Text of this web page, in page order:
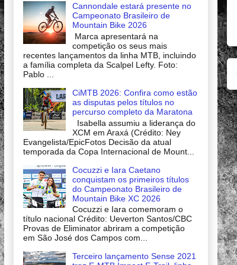
Cannondale estará presente no
Campeonato Brasileiro de
Mountain Bike 2026
Marca apresentará na
competição os seus mais
recentes lançamentos da linha MTB, incluindo
a família completa da Scalpel Lefty. Foto:
Pablo ...
CiMTB 2026: Confira como estão
as disputas pelos títulos no
percurso completo da Maratona
Isabella assumiu a liderança do
XCM em Araxá (Crédito: Ney
Evangelista/EpicFotos Decisão da atual
temporada da Copa Internacional de Mount...
Cocuzzi e Iara Caetano
conquistam os primeiros títulos
do Campeonato Brasileiro de
Mountain Bike XC 2026
Cocuzzi e Iara comemoram o
título nacional Crédito: Ueverton Santos/CBC
Provas de Eliminator abriram a competição
em São José dos Campos com...
Terceiro lançamento Sense 2021